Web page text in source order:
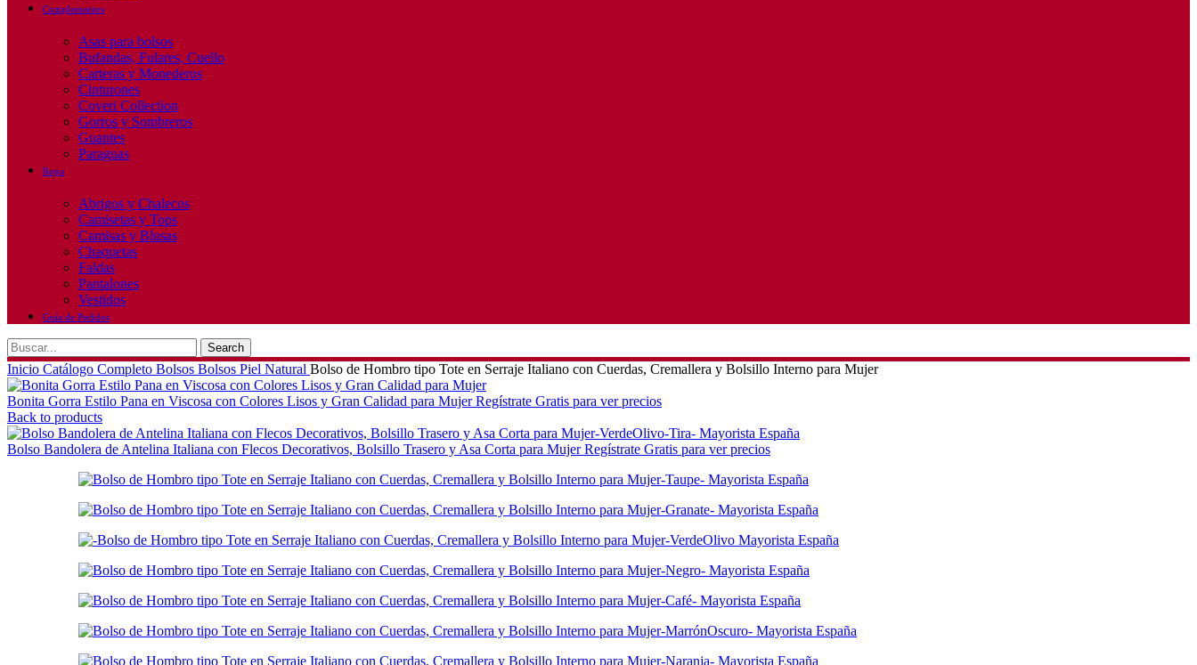
Complementos
Asas para bolsos
Bufandas, Fulares, Cuello
Carteras y Monederos
Cinturones
Coveri Collection
Gorros y Sombreros
Guantes
Paraguas
Ropa
Abrigos y Chalecos
Camisetas y Tops
Camisas y Blusas
Chaquetas
Faldas
Pantalones
Vestidos
Guía de Pedidos
Search
Inicio Catálogo Completo Bolsos Bolsos Piel Natural Bolso de Hombro tipo Tote en Serraje Italiano con Cuerdas, Cremallera y Bolsillo Interno para Mujer
Bonita Gorra Estilo Pana en Viscosa con Colores Lisos y Gran Calidad para MujerRegístrate Gratis para ver precios
Back to products
Bolso Bandolera de Antelina Italiana con Flecos Decorativos, Bolsillo Trasero y Asa Corta para MujerRegístrate Gratis para ver precios